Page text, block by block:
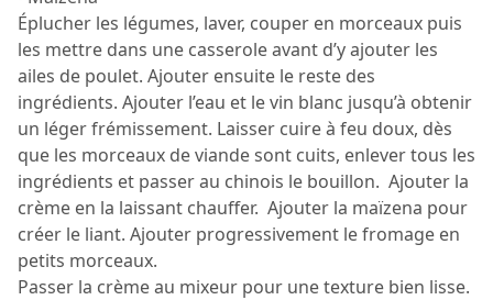
Éplucher les légumes, laver, couper en morceaux puis
les mettre dans une casserole avant d’y ajouter les
ailes de poulet. Ajouter ensuite le reste des
ingrédients. Ajouter l’eau et le vin blanc jusqu’à obtenir
un léger frémissement. Laisser cuire à feu doux, dès
que les morceaux de viande sont cuits, enlever tous les
ingrédients et passer au chinois le bouillon. Ajouter la
crème en la laissant chauffer. Ajouter la maïzena pour
créer le liant. Ajouter progressivement le fromage en
petits morceaux.
Passer la crème au mixeur pour une texture bien lisse.